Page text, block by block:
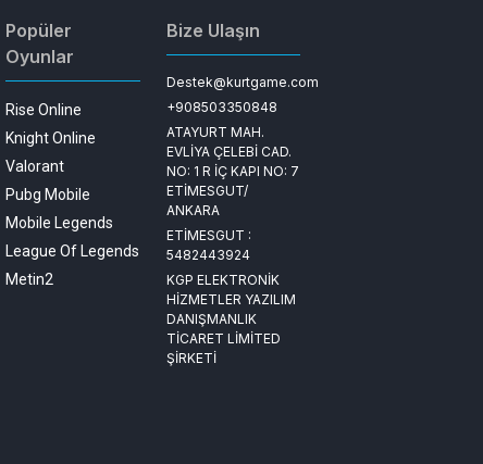
Popüler
Oyunlar
Rise Online
Knight Online
Valorant
Pubg Mobile
Mobile Legends
League Of Legends
Metin2
Bize Ulaşın
Destek@kurtgame.com
+908503350848
ATAYURT MAH.
EVLİYA ÇELEBİ CAD.
NO: 1 R İÇ KAPI NO: 7
ETİMESGUT/
ANKARA
ETİMESGUT :
5482443924
KGP ELEKTRONİK
HİZMETLER YAZILIM
DANIŞMANLIK
TİCARET LİMİTED
ŞİRKETİ